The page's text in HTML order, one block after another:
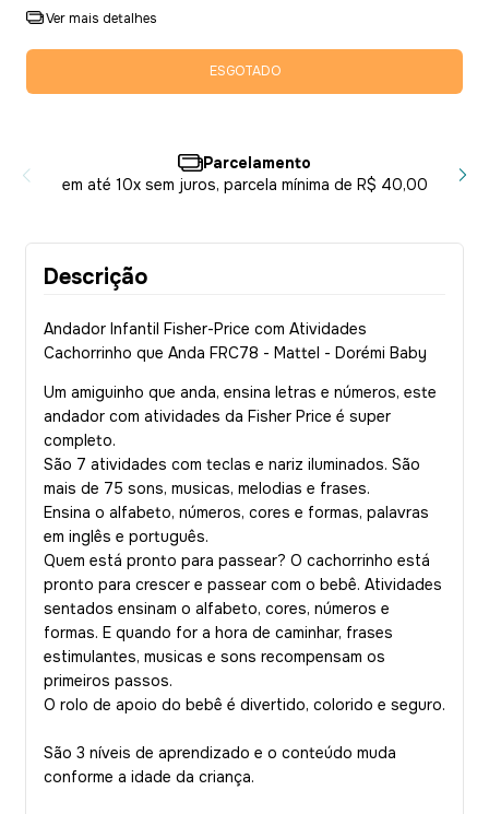
Ver mais detalhes
Parcelamento
em até 10x sem juros, parcela mínima de R$ 40,00
Descrição
Andador Infantil Fisher-Price com Atividades
Cachorrinho que Anda FRC78 - Mattel - Dorémi Baby
Um amiguinho que anda, ensina letras e números, este
andador com atividades da Fisher Price é super
completo.
São 7 atividades com teclas e nariz iluminados. São
mais de 75 sons, musicas, melodias e frases.
Ensina o alfabeto, números, cores e formas, palavras
em inglês e português.
Quem está pronto para passear? O cachorrinho est
pronto para crescer e passear com o bebê. Atividades
sentados ensinam o alfabeto, cores, números e
formas. E quando for a hora de caminhar, frases
estimulantes, musicas e sons recompensam os
primeiros passos.
O rolo de apoio do bebê é divertido, colorido e seguro.
São 3 níveis de aprendizado e o conteúdo muda
conforme a idade da criança.